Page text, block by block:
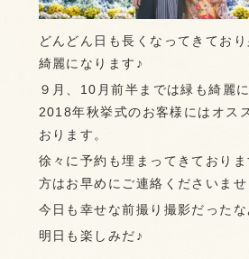
どんどん日も長くなってきてお
綺麗になります♪
９月、10月前半までは緑も綺麗
2018年秋挙式のお客様にはオス
おります。
徐々に予約も埋まってきており
方はお早めにご連絡くださいませ
今日も幸せな前撮り撮影だったな
明日も楽しみだ♪